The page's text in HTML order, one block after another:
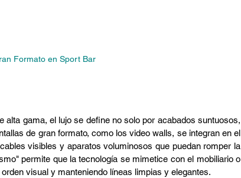
Formato en Sport Bar
alta gama, el lujo se define no solo por acabados suntuosos,
de gran formato, como los video walls, se integran en el
visibles y aparatos voluminosos que puedan romper la
permite que la tecnología se mimetice con el mobiliario o
visual y manteniendo líneas limpias y elegantes.